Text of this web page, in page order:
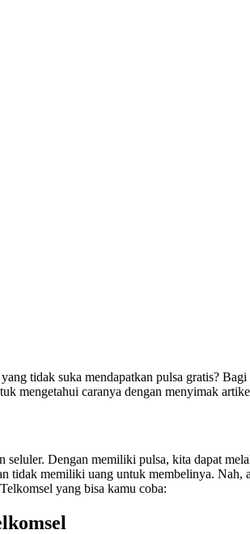
tidak suka mendapatkan pulsa gratis?
mengetahui caranya dengan menyimak
Dengan memiliki pulsa, kita dapat
memiliki uang untuk membelinya. Nah,
yang bisa kamu coba: